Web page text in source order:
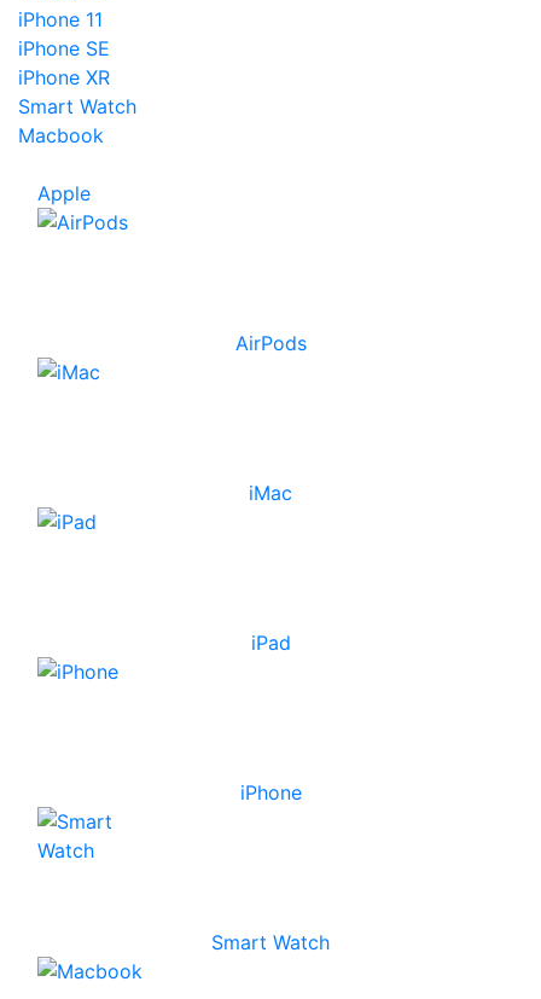
iPhone 11
iPhone SE
iPhone XR
Smart Watch
Macbook
Apple
AirPods
iMac
iPad
iPhone
Smart Watch